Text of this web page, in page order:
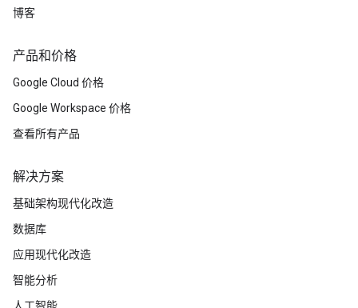
博客
产品和价格
Google Cloud 价格
Google Workspace 价格
查看所有产品
解决方案
基础架构现代化改造
数据库
应用现代化改造
智能分析
人工智能